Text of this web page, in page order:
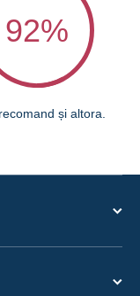
92%
și altora.